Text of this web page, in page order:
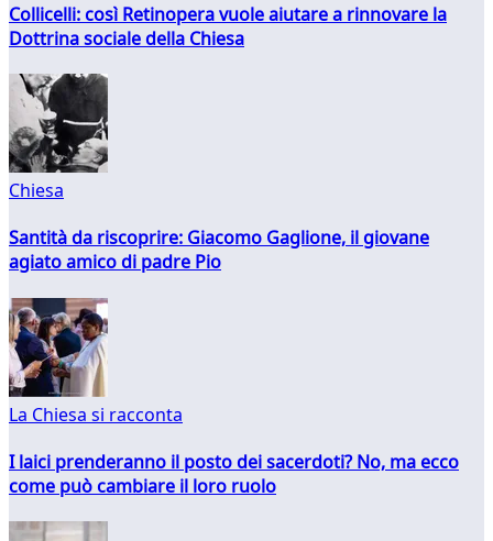
Collicelli: così Retinopera vuole aiutare a rinnovare la
Dottrina sociale della Chiesa
Chiesa
Santità da riscoprire: Giacomo Gaglione, il giovane
agiato amico di padre Pio
La Chiesa si racconta
I laici prenderanno il posto dei sacerdoti? No, ma ecco
come può cambiare il loro ruolo